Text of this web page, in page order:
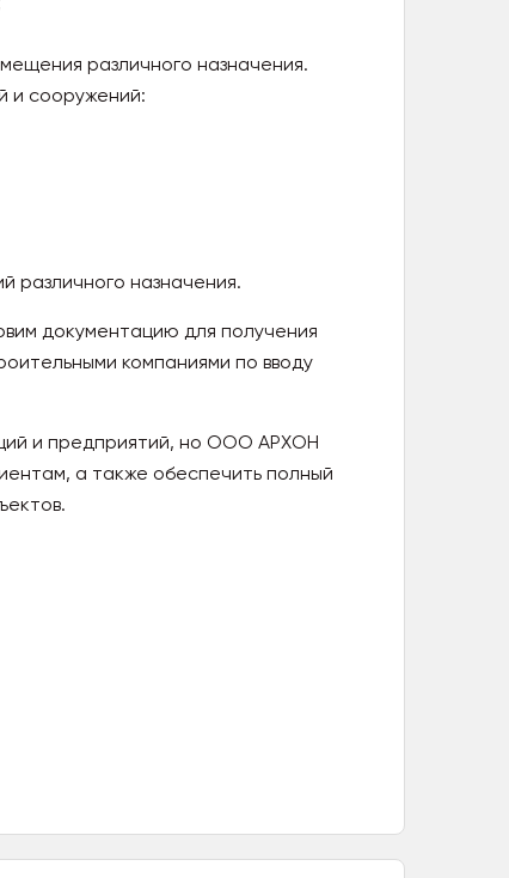
различного назначения.
и сооружений:
различного назначения.
документацию для получения
компаниями по вводу
и предприятий, но ООО АРХОН
а также обеспечить полный